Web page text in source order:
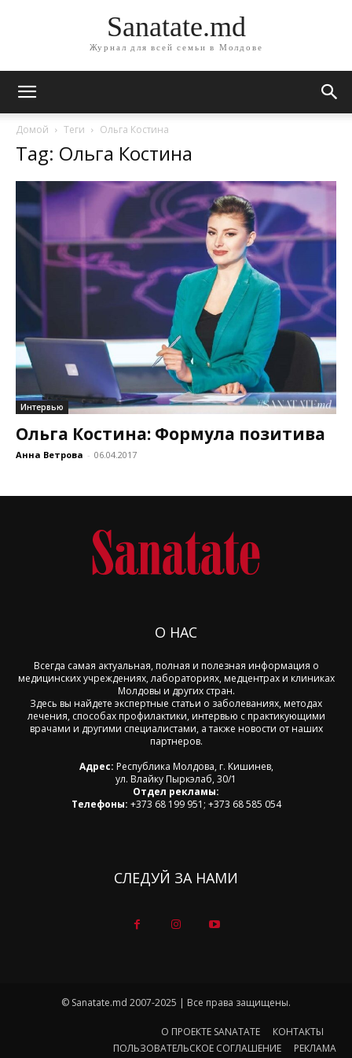
Sanatate.md
Журнал для всей семьи в Молдове
Домой Теги Ольга Костина
Tag: Ольга Костина
Интервью
Ольга Костина: Формула позитива
Анна Ветрова - 06.04.2017
О НАС
Всегда самая актуальная, полная и полезная информация о
медицинских учреждениях, лабораториях, медцентрах и клиниках
Молдовы и других стран.
Здесь вы найдете экспертные статьи о заболеваниях, методах
лечения, способах профилактики, интервью с практикующими
врачами и другими специалистами, а также новости от наших
партнеров.
Адрес: Республика Молдова, г. Кишинев,
ул. Влайку Пыркэлаб, 30/1
Отдел рекламы:
Телефоны: +373 68 199 951; +373 68 585 054
СЛЕДУЙ ЗА НАМИ
© Sanatate.md 2007-2025 | Все права защищены.
О ПРОЕКТЕ SANATATE
КОНТАКТЫ
ПОЛЬЗОВАТЕЛЬСКОЕ СОГЛАШЕНИЕ
РЕКЛАМА